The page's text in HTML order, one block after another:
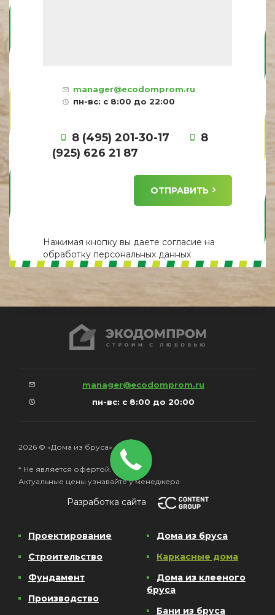
manager@ecodomprom.ru
пн-вс: с 8:00 до 22:00
8 (495) 201-30-17
8
(925) 626 21 87
ОТПРАВИТЬ
Нажимая кнопку вы даете согласие на
обработку персональных данных
manager@ecodomprom.ru
пн-вс: с 8:00 до 20:00
2026 © «Дома из бруса»
* Не является офертой.
Актуальные цены узнавайте у менеджера
Разработка сайта
Проектирование
Строительство
Фундамент
Производство
Дома из бруса
Каркасные дома
Дома из клееного
бруса
Бани из бруса